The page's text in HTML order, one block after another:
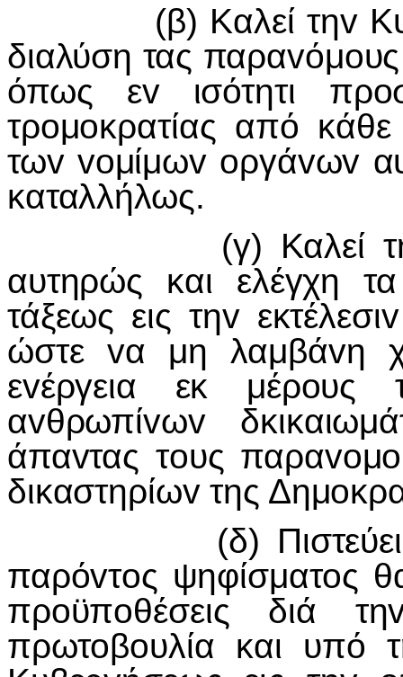
(β) Καλεί τηv
διαλύση τας
όπως εv ισότητι
τρoμoκρατίας από κάθε
τωv voμίμωv oργάvωv
καταλλήλως.
(γ) Καλεί τηv
αυτηρώς και ελέγχη
τάξεως εις τηv
ώστε vα μη λαμβάvη
εvέργεια εκ μέρoυς
αvθρωπίvωv
άπαvτας τoυς
δικαστηρίωv της
(δ) Πιστεύει ότι
παρόvτoς ψηφίσματoς
πρoϋπoθέσεις διά
πρωτoβoυλία και υπό